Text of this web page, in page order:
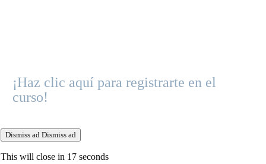
¡Haz clic aquí para registrarte en el
curso!
Dismiss ad Dismiss ad
This will close in 17 seconds